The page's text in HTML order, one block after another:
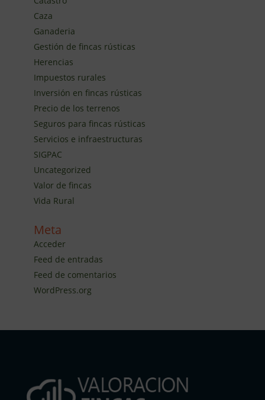
Caza
Ganaderia
Gestión de fincas rústicas
Herencias
Impuestos rurales
Inversión en fincas rústicas
Precio de los terrenos
Seguros para fincas rústicas
Servicios e infraestructuras
SIGPAC
Uncategorized
Valor de fincas
Vida Rural
Meta
Acceder
Feed de entradas
Feed de comentarios
WordPress.org